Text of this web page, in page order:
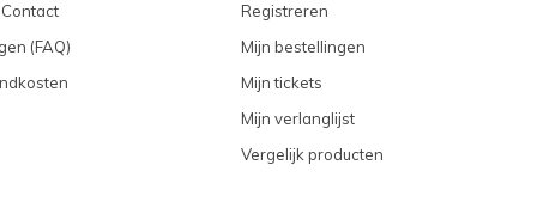
(FAQ)
Registreren
Mijn bestellingen
Mijn tickets
Mijn verlanglijst
Vergelijk producten